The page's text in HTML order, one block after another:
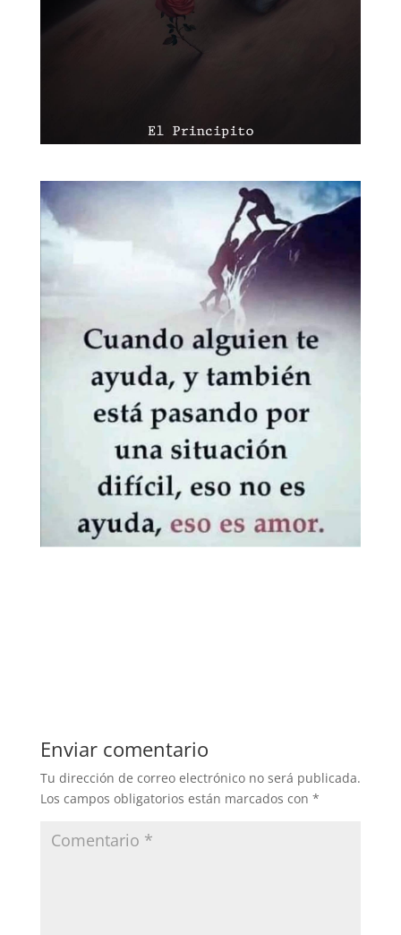
Enviar comentario
Tu dirección de correo electrónico no será publicada.
Los campos obligatorios están marcados con *